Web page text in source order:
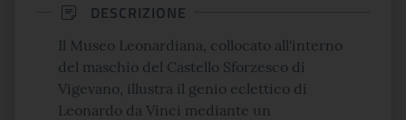
DESCRIZIONE
Il Museo Leonardiana, collocato all'interno
del maschio del Castello Sforzesco di
Vigevano, illustra il genio eclettico di
Leonardo da Vinci mediante un